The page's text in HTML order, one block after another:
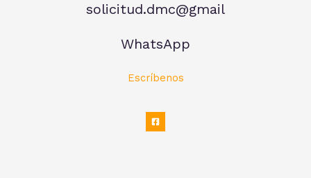
solicitud.dmc@gmail
WhatsApp
Escríbenos